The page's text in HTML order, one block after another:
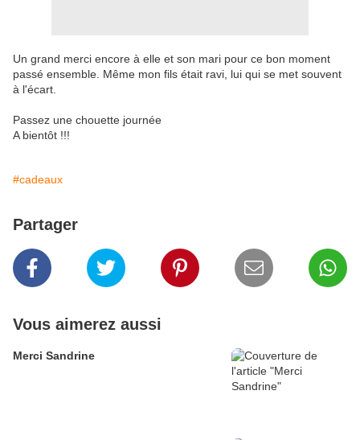
Un grand merci encore à elle et son mari pour ce bon moment
passé ensemble. Même mon fils était ravi, lui qui se met souvent
à l'écart.
Passez une chouette journée
A bientôt !!!
#cadeaux
Partager
Vous aimerez aussi
Merci Sandrine